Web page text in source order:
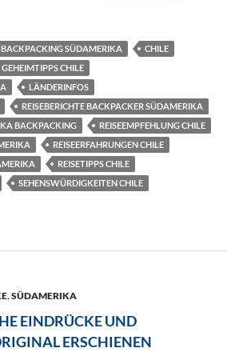
BACKPACKING SÜDAMERIKA
CHILE
GEHEIMTIPPS CHILE
LÄNDERINFOS
REISEBERICHTE BACKPACKER SÜDAMERIKA
BACKPACKING
REISEEMPFEHLUNG CHILE
REISEERFAHRUNGEN CHILE
REISETIPPS CHILE
SEHENSWÜRDIGKEITEN CHILE
,SÜDAMERIKA
EINDRÜCKE UND
ERSCHIENEN